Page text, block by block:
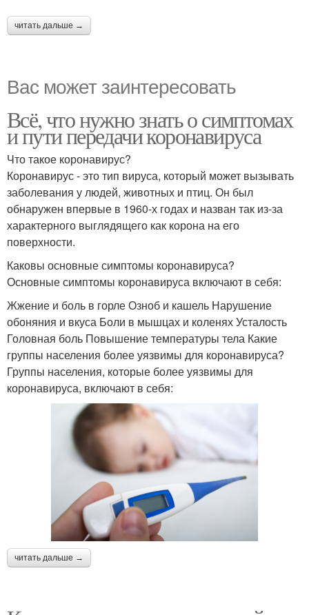
читать дальше →
Вас может заинтересовать
Всё, что нужно знать о симптомах
и пути передачи коронавируса
Что такое коронавирус?
Коронавирус - это тип вируса, который может вызывать
заболевания у людей, животных и птиц. Он был
обнаружен впервые в 1960-х годах и назван так из-за
характерного выглядящего как корона на его
поверхности.
Каковы основные симптомы коронавируса?
Основные симптомы коронавируса включают в себя:
Жжение и боль в горле Озноб и кашель Нарушение
обоняния и вкуса Боли в мышцах и коленях Усталость
Головная боль Повышение температуры тела Какие
группы населения более уязвимы для коронавируса?
Группы населения, которые более уязвимы для
коронавируса, включают в себя:
читать дальше →